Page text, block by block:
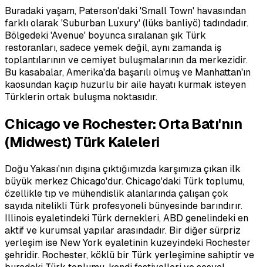
Buradaki yaşam, Paterson'daki 'Small Town' havasından
farklı olarak 'Suburban Luxury' (lüks banliyö) tadındadır.
Bölgedeki 'Avenue' boyunca sıralanan şık Türk
restoranları, sadece yemek değil, aynı zamanda iş
toplantılarının ve cemiyet buluşmalarının da merkezidir.
Bu kasabalar, Amerika'da başarılı olmuş ve Manhattan'ın
kaosundan kaçıp huzurlu bir aile hayatı kurmak isteyen
Türklerin ortak buluşma noktasıdır.
Chicago ve Rochester: Orta Batı'nın
(Midwest) Türk Kaleleri
Doğu Yakası'nın dışına çıktığımızda karşımıza çıkan ilk
büyük merkez Chicago'dur. Chicago'daki Türk toplumu,
özellikle tıp ve mühendislik alanlarında çalışan çok
sayıda nitelikli Türk profesyoneli bünyesinde barındırır.
Illinois eyaletindeki Türk dernekleri, ABD genelindeki en
aktif ve kurumsal yapılar arasındadır. Bir diğer sürpriz
yerleşim ise New York eyaletinin kuzeyindeki Rochester
şehridir. Rochester, köklü bir Türk yerleşimine sahiptir ve